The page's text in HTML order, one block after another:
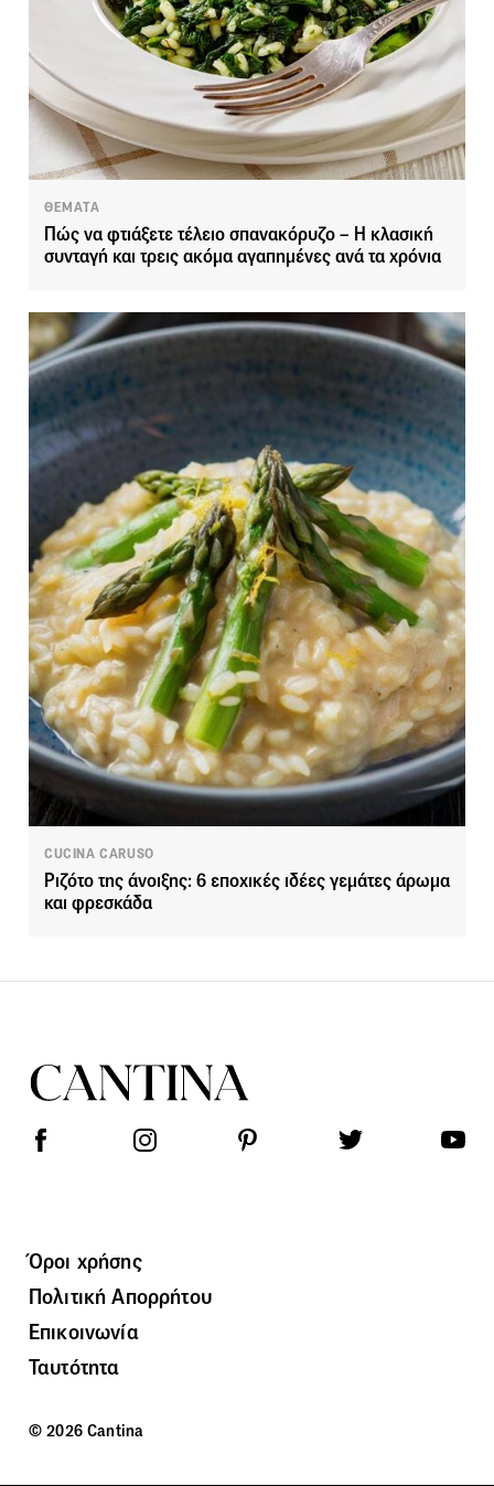
ΘΕΜΑΤΑ
Πώς να φτιάξετε τέλειο σπανακόρυζο – Η κλασική
συνταγή και τρεις ακόμα αγαπημένες ανά τα χρόνια
CUCINA CARUSO
Ριζότο της άνοιξης: 6 εποχικές ιδέες γεμάτες άρωμα
και φρεσκάδα
Όροι χρήσης
Πολιτική Απορρήτου
Επικοινωνία
Ταυτότητα
© 2026 Cantina